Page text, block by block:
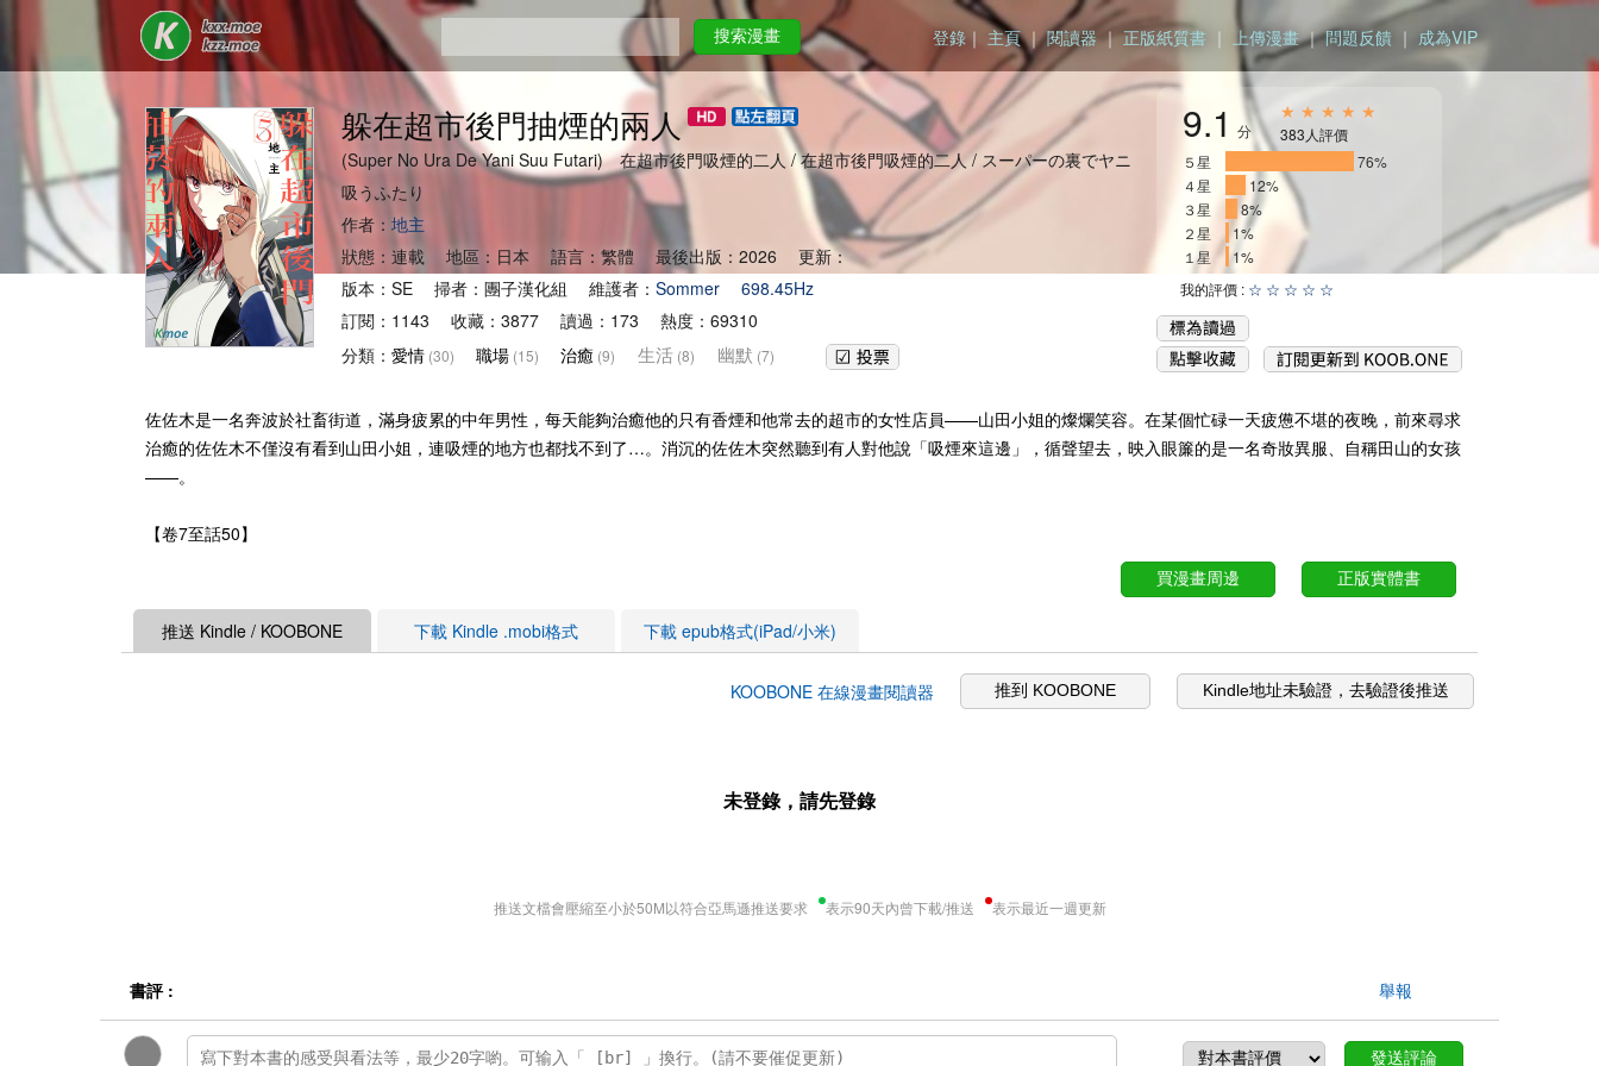
搜索漫畫 登錄｜ 主頁｜閱讀器｜正版紙質書 ｜ 上傳漫畫｜問題反饋 ｜ 成為VIP
躲在超市後門抽煙的兩人
(Super No Ura De Yani Suu Futari) 在超市後門吸煙的二人 / 在超市後門吸煙的二人 / スーパーの裏でヤニ
吸うふたり
作者： 地主
狀態：連載 地區：日本 語言：繁體 最後出版：2026 更新：
版本：SE 掃者：團子漢化組 維護者： Sommer
698.45Hz
訂閱：1143 收藏：3877 讀過：173 熱度：69310
分類： 愛情 (30) 職場 (15) 治癒 (9) 生活 (8) 幽默 (7)
9.1 分
★ ★ ★ ★ ★
383人評價
５星
76%
４星
12%
３星
8%
２星
1%
１星 1%
我的評價 : ☆ ☆ ☆ ☆ ☆
佐佐木是一名奔波於社畜街道，滿身疲累的中年男性，每天能夠治癒他的只有香煙和他常去的超市的女性店員——山田小姐的燦爛笑容。在某個忙碌一天疲憊不堪的夜晚，前來尋求
治癒的佐佐木不僅沒有看到山田小姐，連吸煙的地方也都找不到了…。消沉的佐佐木突然聽到有人對他說「吸煙來這邊」，循聲望去，映入眼簾的是一名奇妝異服、自稱田山的女孩
——。
【卷7至話50】
買漫畫周邊 正版實體書
推送 Kindle / KOOBONE 下載 Kindle .mobi格式 下載 epub格式(iPad/小米)
KOOBONE 在線漫畫閱讀器 推到 KOOBONE Kindle地址未驗證，去驗證後推送
未登錄，請先登錄
推送文檔會壓縮至小於50M以符合亞馬遜推送要求 表示90天內曾下載/推送 表示最近一週更新
書評 : 舉報
發送評論